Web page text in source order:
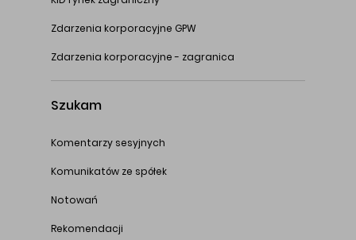
Zdarzenia korporacyjne GPW
Zdarzenia korporacyjne - zagranica
Szukam
Komentarzy sesyjnych
Komunikatów ze spółek
Notowań
Rekomendacji